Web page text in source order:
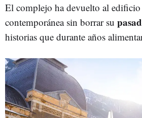
El complejo ha devuelto al
contemporánea sin borrar su
historias que durante años